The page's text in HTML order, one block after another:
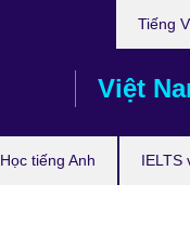
Việt
Học tiếng Anh IELTS
Tiếng